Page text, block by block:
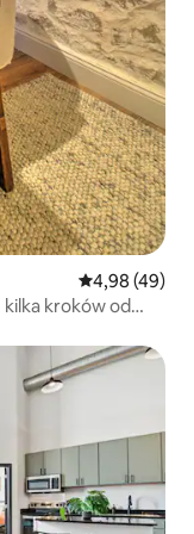
Średnia
4,98 (49)
kroków od